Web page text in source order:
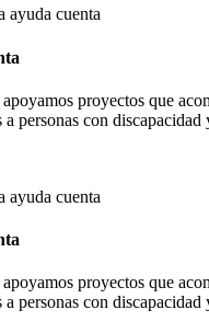
proyectos que
personas con discapacidad
proyectos que
personas con discapacidad